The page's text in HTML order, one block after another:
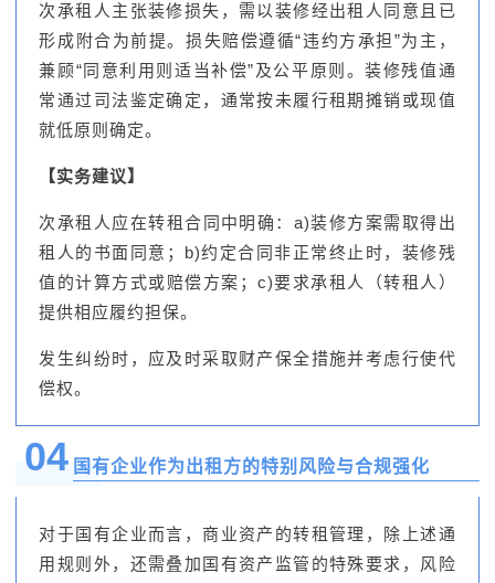
次承租人主张装修损失，需以装修经出租人同意且已
形成附合为前提。损失赔偿遵循“违约方承担”为主，
兼顾“同意利用则适当补偿”及公平原则。装修残值通
常通过司法鉴定确定，通常按未履行租期摊销或现值
就低原则确定。
【实务建议】
次承租人应在转租合同中明确：a)装修方案需取得出
租人的书面同意；b)约定合同非正常终止时，装修残
值的计算方式或赔偿方案；c)要求承租人（转租人）
提供相应履约担保。
发生纠纷时，应及时采取财产保全措施并考虑行使代
偿权。
04 国有企业作为出租方的特别风险与合规强化
对于国有企业而言，商业资产的转租管理，除上述通
用规则外，还需叠加国有资产监管的特殊要求，风险